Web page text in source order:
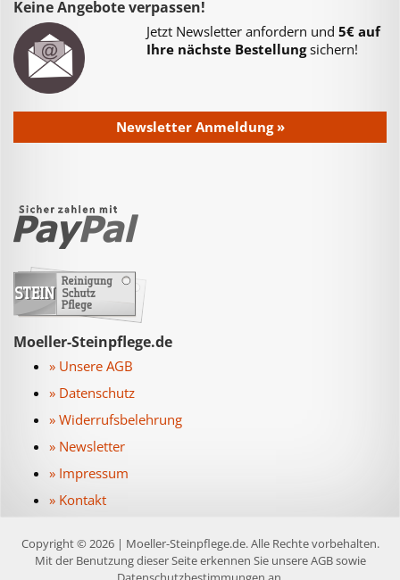
Keine Angebote verpassen!
Jetzt Newsletter anfordern und5€ auf
Ihre nächste Bestellungsichern!
Newsletter Anmeldung »
Moeller-Steinpflege.de
» Unsere AGB
» Datenschutz
» Widerrufsbelehrung
» Newsletter
» Impressum
» Kontakt
Copyright © 2026 | Moeller-Steinpflege.de. Alle Rechte vorbehalten.
Mit der Benutzung dieser Seite erkennen Sie unsere AGB sowie